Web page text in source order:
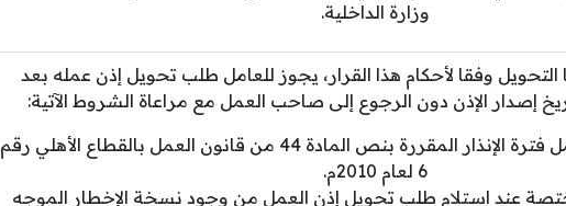
وزارة الداخلية.
التحويل وفقا لأحكام هذا القرار، يجوز للعامل طلب تحويل إذن عمله بعد
إصدار الإذن دون الرجوع إلى صاحب العمل مع مراعاة الشروط الآتية:
الالتزام بمنح صاحب العمل فترة الإنذار المقررة بنص المادة 44 من قانون العمل بالقطاع الأهلي رقم
6 لعام 2010م.
عند استلام طلب تحويل إذن العمل من وجود نسخة الإخطار الموجه